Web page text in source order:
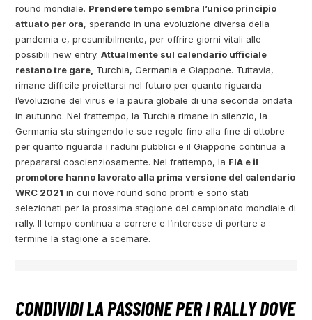
round mondiale. Prendere tempo sembra l’unico principio
attuato per ora, sperando in una evoluzione diversa della
pandemia e, presumibilmente, per offrire giorni vitali alle
possibili new entry.Attualmente sul calendario ufficiale
restano tre gare, Turchia, Germania e Giappone. Tuttavia,
rimane difficile proiettarsi nel futuro per quanto riguarda
l’evoluzione del virus e la paura globale di una seconda ondata
in autunno. Nel frattempo, la Turchia rimane in silenzio, la
Germania sta stringendo le sue regole fino alla fine di ottobre
per quanto riguarda i raduni pubblici e il Giappone continua a
prepararsi coscienziosamente. Nel frattempo, la FIA e il
promotore hanno lavorato alla prima versione del calendario
WRC 2021 in cui nove round sono pronti e sono stati
selezionati per la prossima stagione del campionato mondiale di
rally. Il tempo continua a correre e l’interesse di portare a
termine la stagione a scemare.